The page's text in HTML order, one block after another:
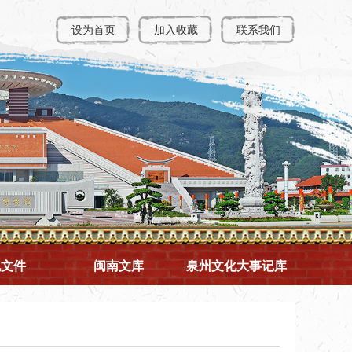
设为首页 加入收藏 联系我们
件 闽南文库 泉州文化大事记库